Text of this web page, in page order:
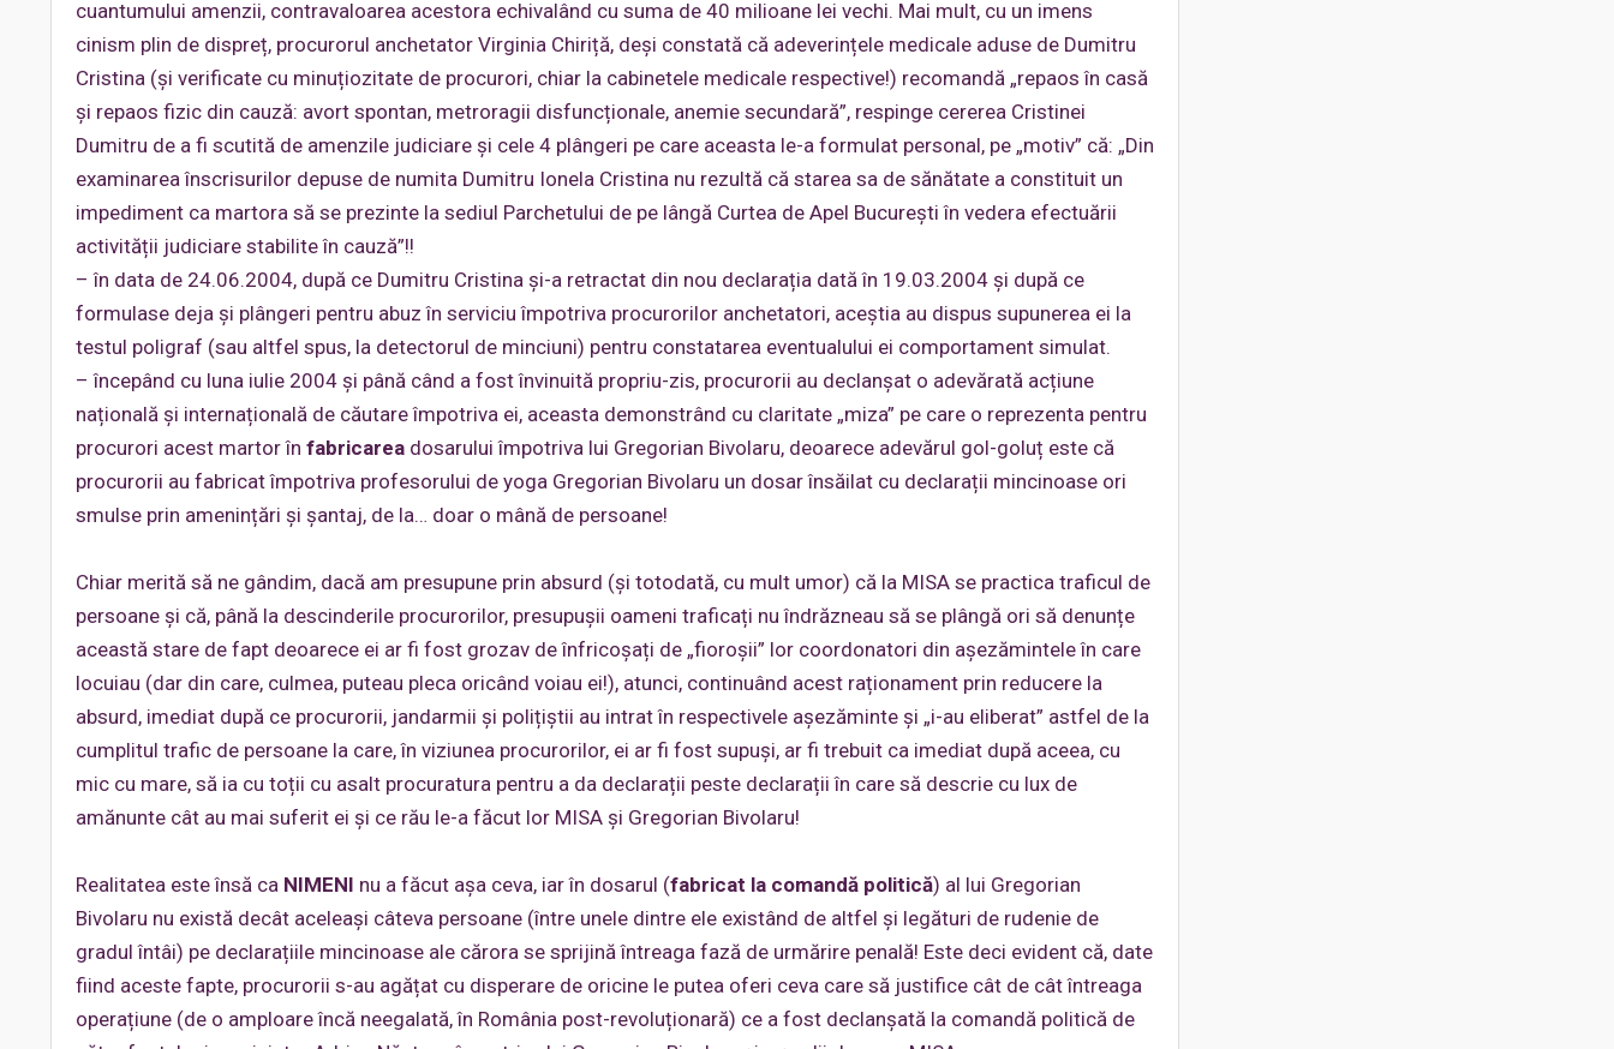
cuantumului amenzii, contravaloarea acestora echivalând cu suma de 40 milioane lei vechi. Mai mult, cu un imens
cinism plin de dispreț, procurorul anchetator Virginia Chiriță, deși constată că adeverințele medicale aduse de Dumitru
Cristina (și verificate cu minuțiozitate de procurori, chiar la cabinetele medicale respective!) recomandă „repaos în casă
și repaos fizic din cauză: avort spontan, metroragii disfuncționale, anemie secundară”, respinge cererea Cristinei
Dumitru de a fi scutită de amenzile judiciare și cele 4 plângeri pe care aceasta le-a formulat personal, pe „motiv” că: „Din
examinarea înscrisurilor depuse de numita Dumitru Ionela Cristina nu rezultă că starea sa de sănătate a constituit un
impediment ca martora să se prezinte la sediul Parchetului de pe lângă Curtea de Apel București în vedera efectuării
activității judiciare stabilite în cauză”!!
– în data de 24.06.2004, după ce Dumitru Cristina și-a retractat din nou declarația dată în 19.03.2004 și după ce
formulase deja și plângeri pentru abuz în serviciu împotriva procurorilor anchetatori, aceștia au dispus supunerea ei la
testul poligraf (sau altfel spus, la detectorul de minciuni) pentru constatarea eventualului ei comportament simulat.
– începând cu luna iulie 2004 și până când a fost învinuită propriu-zis, procurorii au declanșat o adevărată acțiune
națională și internațională de căutare împotriva ei, aceasta demonstrând cu claritate „miza” pe care o reprezenta pentru
procurori acest martor în fabricarea dosarului împotriva lui Gregorian Bivolaru, deoarece adevărul gol-goluț este că
procurorii au fabricat împotriva profesorului de yoga Gregorian Bivolaru un dosar însăilat cu declarații mincinoase ori
smulse prin amenințări și șantaj, de la… doar o mână de persoane!
Chiar merită să ne gândim, dacă am presupune prin absurd (și totodată, cu mult umor) că la MISA se practica traficul de
persoane și că, până la descinderile procurorilor, presupușii oameni traficați nu îndrăzneau să se plângă ori să denunțe
această stare de fapt deoarece ei ar fi fost grozav de înfricoșați de „fioroșii” lor coordonatori din așezămintele în care
locuiau (dar din care, culmea, puteau pleca oricând voiau ei!), atunci, continuând acest raționament prin reducere la
absurd, imediat după ce procurorii, jandarmii și polițiștii au intrat în respectivele așezăminte și „i-au eliberat” astfel de la
cumplitul trafic de persoane la care, în viziunea procurorilor, ei ar fi fost supuși, ar fi trebuit ca imediat după aceea, cu
mic cu mare, să ia cu toții cu asalt procuratura pentru a da declarații peste declarații în care să descrie cu lux de
amănunte cât au mai suferit ei și ce rău le-a făcut lor MISA și Gregorian Bivolaru!
Realitatea este însă ca NIMENI nu a făcut așa ceva, iar în dosarul (fabricat la comandă politică) al lui Gregorian
Bivolaru nu există decât aceleași câteva persoane (între unele dintre ele existând de altfel și legături de rudenie de
gradul întâi) pe declarațiile mincinoase ale cărora se sprijină întreaga fază de urmărire penală! Este deci evident că, date
fiind aceste fapte, procurorii s-au agățat cu disperare de oricine le putea oferi ceva care să justifice cât de cât întreaga
operațiune (de o amploare încă neegalată, în România post-revoluționară) ce a fost declanșată la comandă politică de